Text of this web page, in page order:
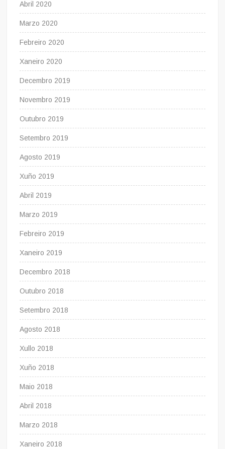
Abril 2020
Marzo 2020
Febreiro 2020
Xaneiro 2020
Decembro 2019
Novembro 2019
Outubro 2019
Setembro 2019
Agosto 2019
Xuño 2019
Abril 2019
Marzo 2019
Febreiro 2019
Xaneiro 2019
Decembro 2018
Outubro 2018
Setembro 2018
Agosto 2018
Xullo 2018
Xuño 2018
Maio 2018
Abril 2018
Marzo 2018
Xaneiro 2018